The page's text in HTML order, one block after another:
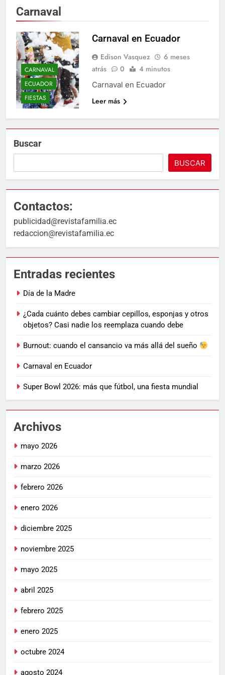
Carnaval
CARNAVAL
ECUADOR
FIESTAS
Carnaval en Ecuador
Edison Vasquez
6 meses
atrás
0 4 minutos
Carnaval en Ecuador
Leer más
Buscar
BUSCAR
Contactos:
publicidad@revistafamilia.ec
redaccion@revistafamilia.ec
Entradas recientes
Día de la Madre
¿Cada cuánto debes cambiar cepillos, esponjas y otros
objetos? Casi nadie los reemplaza cuando debe
Burnout: cuando el cansancio va más allá del sueño
Carnaval en Ecuador
Super Bowl 2026: más que fútbol, una fiesta mundial
Archivos
mayo 2026
marzo 2026
febrero 2026
enero 2026
diciembre 2025
noviembre 2025
mayo 2025
abril 2025
febrero 2025
enero 2025
octubre 2024
agosto 2024